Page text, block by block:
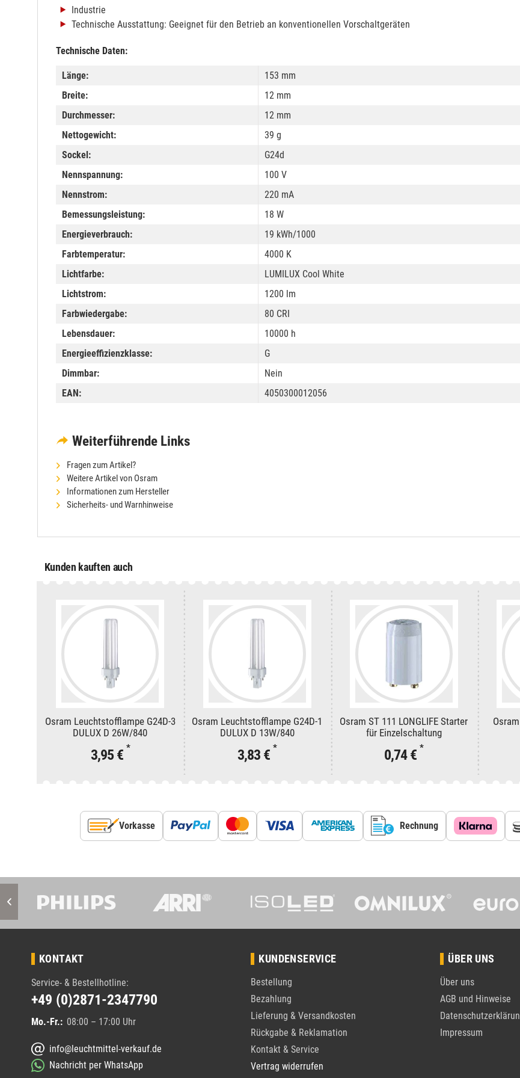
Industrie
Technische Ausstattung: Geeignet für den Betrieb an konventionellen Vorschaltgeräten
Technische Daten:
Länge:
153 mm
Breite:
12 mm
Durchmesser:
12 mm
Nettogewicht:
39 g
Sockel:
G24d
Nennspannung:
100 V
Nennstrom:
220 mA
Bemessungsleistung:
18 W
Energieverbrauch:
19 kWh/1000
Farbtemperatur:
4000 K
Lichtfarbe:
LUMILUX Cool White
Lichtstrom:
1200 lm
Farbwiedergabe:
80 CRI
Lebensdauer:
10000 h
Energieeffizienzklasse:
G
Dimmbar:
Nein
EAN:
4050300012056
Weiterführende Links
Fragen zum Artikel?
Weitere Artikel von Osram
Informationen zum Hersteller
Sicherheits- und Warnhinweise
Kunden kauften auch
Osram Leuchtstofflampe G24D-3
DULUX D 26W/840
3,95 € *
Osram Leuchtstofflampe G24D-1
DULUX D 13W/840
3,83 € *
Osram ST 111 LONGLIFE Starter
für Einzelschaltung
0,74 € *
Vorkasse Rechnung
KONTAKT
Service- & Bestellhotline:
+49 (0)2871-2347790
Mo.-Fr.: 08:00 – 17:00 Uhr
info@leuchtmittel-verkauf.de
Nachricht per WhatsApp
KUNDENSERVICE
Bestellung
Bezahlung
Lieferung & Versandkosten
Rückgabe & Reklamation
Kontakt & Service
Vertrag widerrufen
ÜBER UNS
Über uns
AGB und Hinweise
Impressum